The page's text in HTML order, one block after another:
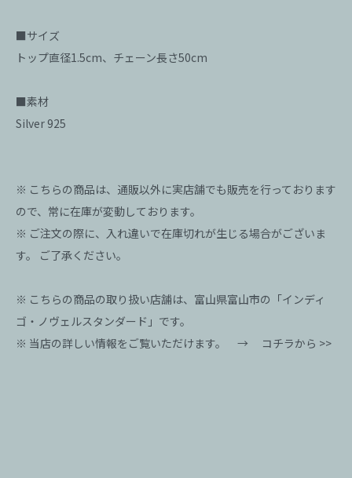
■サイズ
トップ直径1.5cm、チェーン長さ50cm
■素材
Silver 925
※ こちらの商品は、通販以外に実店舗でも販売を行っております
ので、常に在庫が変動しております。
※ ご注文の際に、入れ違いで在庫切れが生じる場合がございま
す。 ご了承ください。
※ こちらの商品の取り扱い店舗は、富山県富山市の「インディ
ゴ・ノヴェルスタンダード」です。
※ 当店の詳しい情報をご覧いただけます。 → コチラから >>